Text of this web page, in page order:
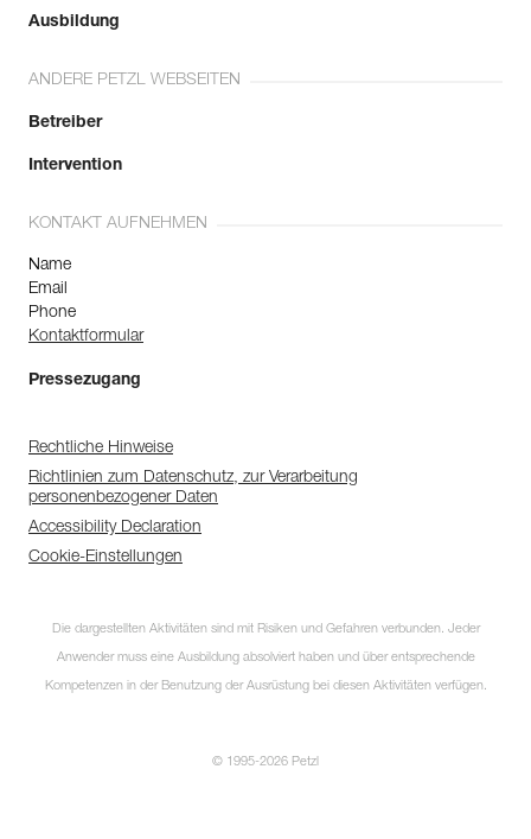
Ausbildung
ANDERE PETZL WEBSEITEN
Betreiber
Intervention
KONTAKT AUFNEHMEN
Name
Email
Phone
Kontaktformular
Pressezugang
Rechtliche Hinweise
Richtlinien zum Datenschutz, zur Verarbeitung
personenbezogener Daten
Accessibility Declaration
Cookie-Einstellungen
Die dargestellten Aktivitäten sind mit Risiken und Gefahren verbunden. Jeder
Anwender muss eine Ausbildung absolviert haben und über entsprechende
Kompetenzen in der Benutzung der Ausrüstung bei diesen Aktivitäten verfügen.
© 1995-2026 Petzl